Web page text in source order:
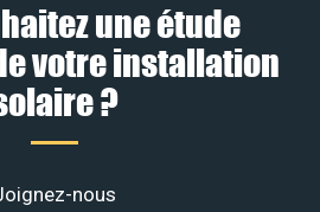
une étude
votre installation
?
nous